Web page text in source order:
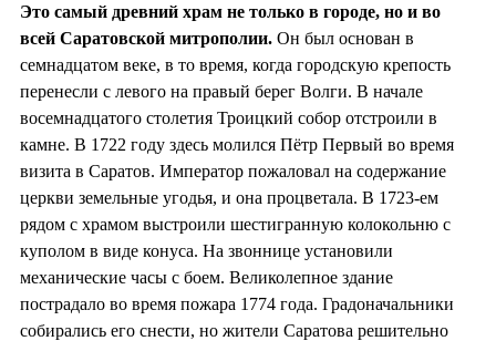
Это самый древний храм не только в городе, но и во
всей Саратовской митрополии. Он был основан в
семнадцатом веке, в то время, когда городскую крепость
перенесли с левого на правый берег Волги. В начале
восемнадцатого столетия Троицкий собор отстроили в
камне. В 1722 году здесь молился Пётр Первый во время
визита в Саратов. Император пожаловал на содержание
церкви земельные угодья, и она процветала. В 1723-ем
рядом с храмом выстроили шестигранную колокольню с
куполом в виде конуса. На звоннице установили
механические часы с боем. Великолепное здание
пострадало во время пожара 1774 года. Градоначальники
собирались его снести, но жители Саратова решительно